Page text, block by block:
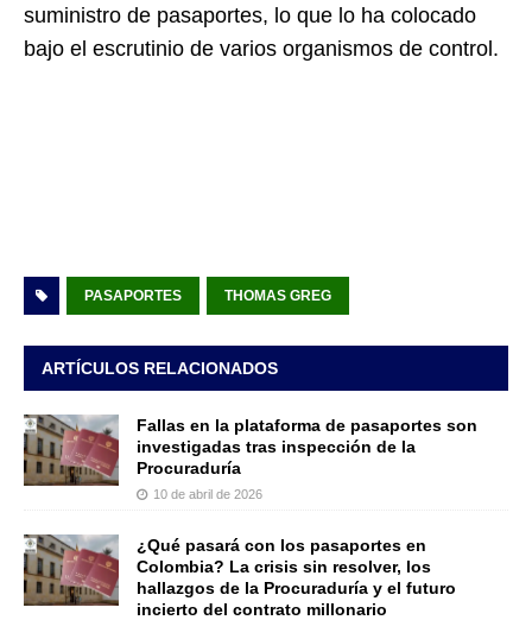
suministro de pasaportes, lo que lo ha colocado
bajo el escrutinio de varios organismos de control.
PASAPORTES THOMAS GREG
ARTÍCULOS RELACIONADOS
Fallas en la plataforma de pasaportes son
investigadas tras inspección de la
Procuraduría
10 de abril de 2026
¿Qué pasará con los pasaportes en
Colombia? La crisis sin resolver, los
hallazgos de la Procuraduría y el futuro
incierto del contrato millonario